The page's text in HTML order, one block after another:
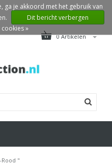
0 Artikelen
Rood "
ga je akkoord met het gebruik van
Dit bericht verbergen
»